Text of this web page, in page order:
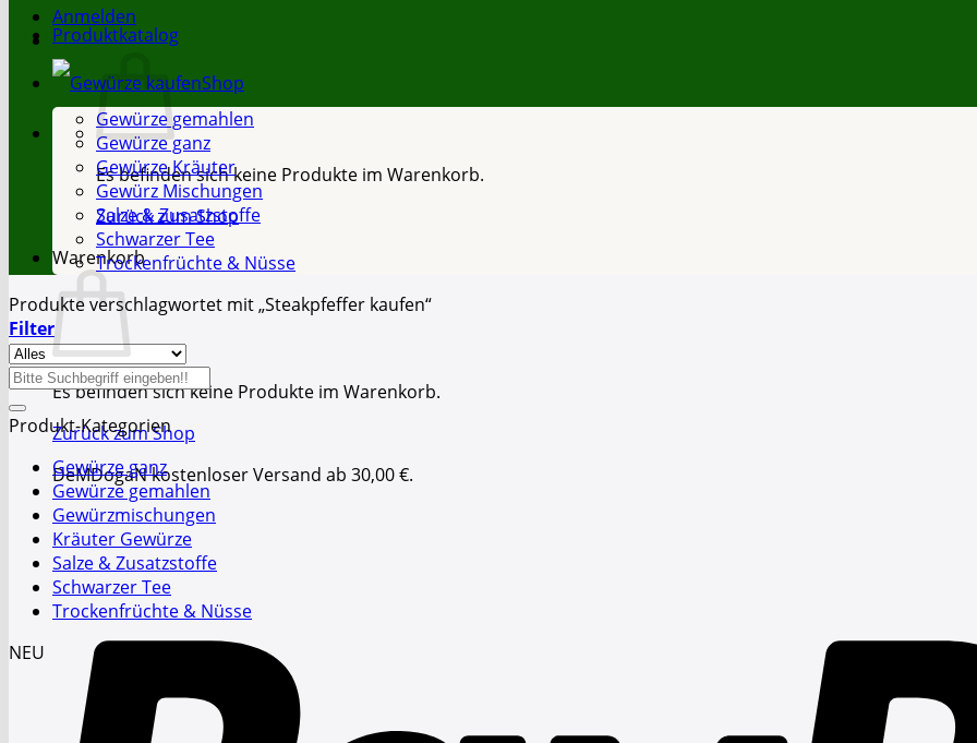
Anmelden
Es befinden sich keine Produkte im Warenkorb.
Zurück zum Shop
Warenkorb
Es befinden sich keine Produkte im Warenkorb.
Zurück zum Shop
DeMDogaN kostenloser Versand ab 30,00 €.
Produktkatalog
Shop
Gewürze gemahlen
Gewürze ganz
Gewürze Kräuter
Gewürz Mischungen
Salze & Zusatzstoffe
Schwarzer Tee
Trockenfrüchte & Nüsse
Produkte verschlagwortet mit „Steakpfeffer kaufen“
Filter
Suche
nach:
Produkt-Kategorien
Gewürze ganz
Gewürze gemahlen
Gewürzmischungen
Kräuter Gewürze
Salze & Zusatzstoffe
Schwarzer Tee
Trockenfrüchte & Nüsse
NEU